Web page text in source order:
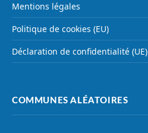
Mentions légales
Politique de cookies (EU)
Déclaration de confidentialité (UE)
COMMUNES ALÉATOIRES